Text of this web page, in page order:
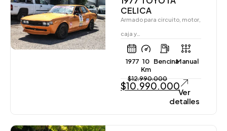
CELICA
Armado para circuito, motor,
caja y…
1977 10
Km
BencinaManual
$12.990.000
$10.990.000
Ver
detalles